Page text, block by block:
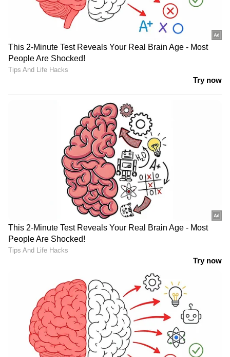
കപ്പ് കട്ടൻ ചായ കുടിച്ചാൽ സ്ട്രോക്ക് വളരെ
എളുപ്പം നിന്ത്രിക്കാനാകുമെന്നാണ് പഠനങ്ങൾ
അഞ്ച്
രക്തത്തിൽ പഞ്ചസാരയുടെ അളവ് കൂടിയാൽ
കരൾ സംബന്ധമായ രോ​ഗങ്ങൾ, പൊണ്ണത്തടി,
സമ്മർദ്ദം, പ്രമേഹം പോലുള്ള അസുഖങ്ങൾ
പിടിപെടാം. രക്തത്തിലെ പഞ്ചസാരയെ
ശരീരകോശങ്ങളിലേക്ക് കൊണ്ടുപോകാൻ